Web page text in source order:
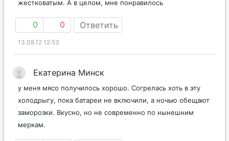
жестковатым. А в целом, мне понравилось
0 0 Ответить
13.08.12 12:53
Екатерина Минск
у меня мясо получилось хорошо. Согрелась хоть в эту
холодрыгу, пока батареи не включили, а ночью обещают
заморозки. Вкусно, но не современно по нынешним
меркам.